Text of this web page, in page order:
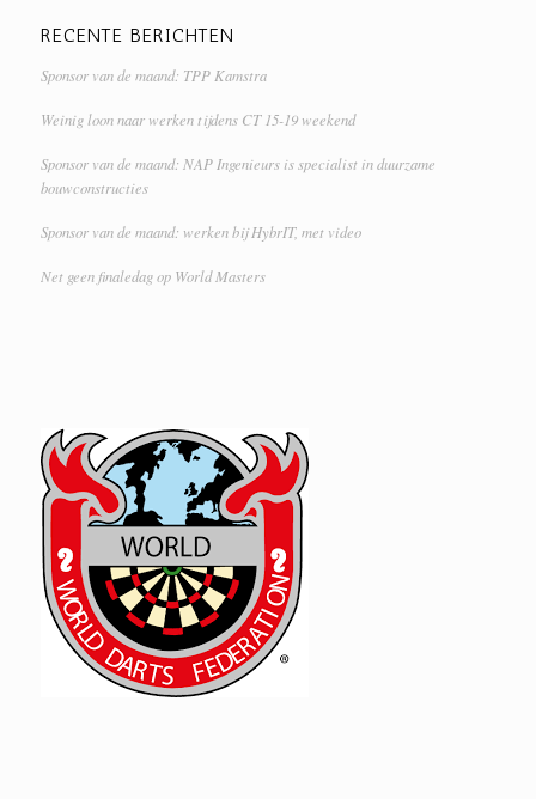
RECENTE BERICHTEN
Sponsor van de maand: TPP Kamstra
Weinig loon naar werken tijdens CT 15-19 weekend
Sponsor van de maand: NAP Ingenieurs is specialist in duurzame
bouwconstructies
Sponsor van de maand: werken bij HybrIT, met video
Net geen finaledag op World Masters